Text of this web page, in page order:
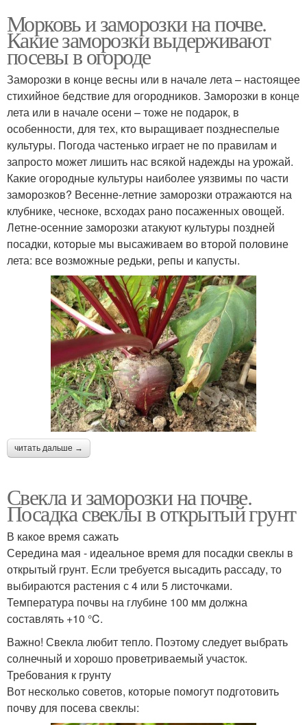
Морковь и заморозки на почве.
Какие заморозки выдерживают
посевы в огороде
Заморозки в конце весны или в начале лета – настоящее
стихийное бедствие для огородников. Заморозки в конце
лета или в начале осени – тоже не подарок, в
особенности, для тех, кто выращивает позднеспелые
культуры. Погода частенько играет не по правилам и
запросто может лишить нас всякой надежды на урожай.
Какие огородные культуры наиболее уязвимы по части
заморозков? Весенне-летние заморозки отражаются на
клубнике, чесноке, всходах рано посаженных овощей.
Летне-осенние заморозки атакуют культуры поздней
посадки, которые мы высаживаем во второй половине
лета: все возможные редьки, репы и капусты.
читать дальше →
Свекла и заморозки на почве.
Посадка свеклы в открытый грунт
В какое время сажать
Середина мая - идеальное время для посадки свеклы в
открытый грунт. Если требуется высадить рассаду, то
выбираются растения с 4 или 5 листочками.
Температура почвы на глубине 100 мм должна
составлять +10 °C.
Важно! Свекла любит тепло. Поэтому следует выбрать
солнечный и хорошо проветриваемый участок.
Требования к грунту
Вот несколько советов, которые помогут подготовить
почву для посева свеклы: